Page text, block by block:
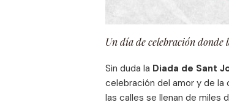
Un día de celebración donde
Sin duda la Diada de Sant
celebración del amor y de la
las calles se llenan de miles